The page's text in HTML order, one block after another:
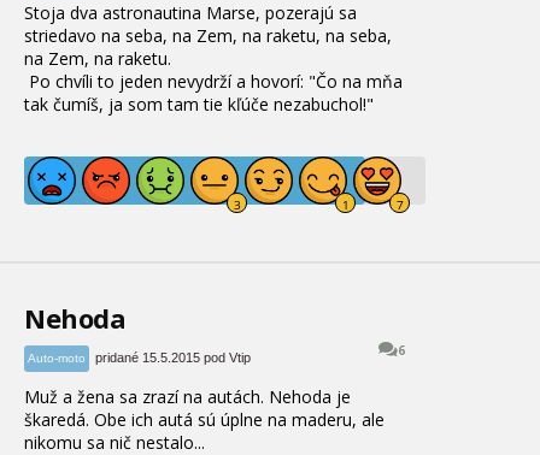
Stoja dva astronautina Marse, pozerajú sa
striedavo na seba, na Zem, na raketu, na seba,
na Zem, na raketu.
Po chvíli to jeden nevydrží a hovorí: "Čo na mňa
tak čumíš, ja som tam tie kľúče nezabuchol!"
Nehoda
6
Auto-moto pridané 15.5.2015 pod Vtip
Muž a žena sa zrazí na autách. Nehoda je
škaredá. Obe ich autá sú úplne na maderu, ale
nikomu sa nič nestalo...